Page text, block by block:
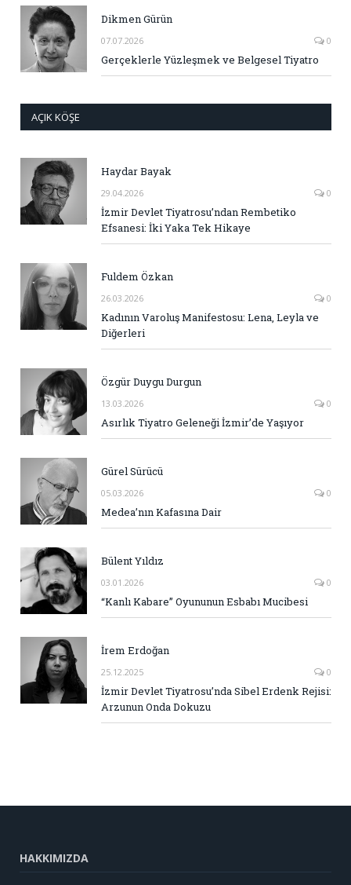
Dikmen Gürün
07.07.2026 0
Gerçeklerle Yüzleşmek ve Belgesel Tiyatro
AÇIK KÖŞE
Haydar Bayak
29.04.2026 0
İzmir Devlet Tiyatrosu’ndan Rembetiko
Efsanesi: İki Yaka Tek Hikaye
Fuldem Özkan
26.03.2026 0
Kadının Varoluş Manifestosu: Lena, Leyla ve
Diğerleri
Özgür Duygu Durgun
13.03.2026 0
Asırlık Tiyatro Geleneği İzmir’de Yaşıyor
Gürel Sürücü
05.03.2026 0
Medea’nın Kafasına Dair
Bülent Yıldız
03.01.2026 0
“Kanlı Kabare” Oyununun Esbabı Mucibesi
İrem Erdoğan
25.12.2025 0
İzmir Devlet Tiyatrosu’nda Sibel Erdenk Rejisi:
Arzunun Onda Dokuzu
HAKKIMIZDA